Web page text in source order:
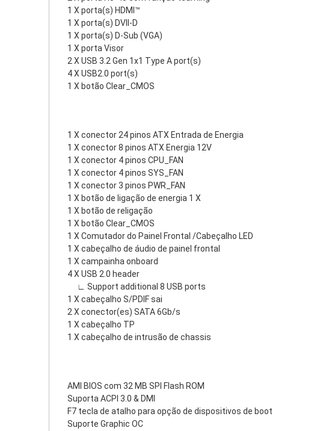
1 X porta(s) HDMI™
1 X porta(s) DVII-D
1 X porta(s) D-Sub (VGA)
1 X porta Visor
2 X USB 3.2 Gen 1x1 Type A port(s)
4 X USB2.0 port(s)
1 X botão Clear_CMOS
1 X conector 24 pinos ATX Entrada de Energia
1 X conector 8 pinos ATX Energia 12V
1 X conector 4 pinos CPU_FAN
1 X conector 4 pinos SYS_FAN
1 X conector 3 pinos PWR_FAN
1 X botão de ligação de energia 1 X
1 X botão de religação
1 X botão Clear_CMOS
1 X Comutador do Painel Frontal /Cabeçalho LED
1 X cabeçalho de áudio de painel frontal
1 X campainha onboard
4 X USB 2.0 header
∟ Support additional 8 USB ports
1 X cabeçalho S/PDIF sai
2 X conector(es) SATA 6Gb/s
1 X cabeçalho TP
1 X cabeçalho de intrusão de chassis
AMI BIOS com 32 MB SPI Flash ROM
Suporta ACPI 3.0 & DMI
F7 tecla de atalho para opção de dispositivos de boot
Suporte Graphic OC